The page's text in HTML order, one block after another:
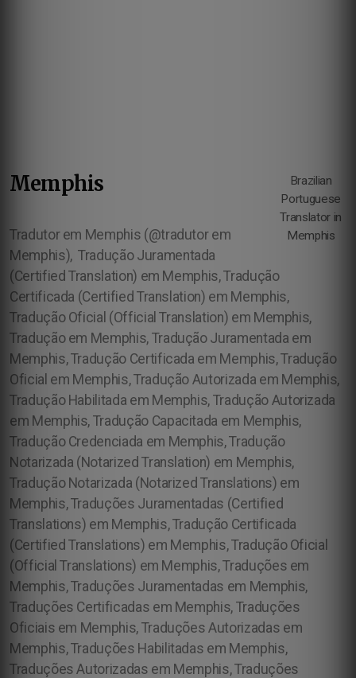
Brazilian
Portuguese
Translator in
Memphis
Memphis
Tradutor em Memphis (@tradutor em
Memphis), Tradução Juramentada
(Certified Translation) em Memphis, Tradução
Certificada (Certified Translation) em Memphis,
Tradução Oficial (Official Translation) em Memphis,
Tradução em Memphis, Tradução Juramentada em
Memphis, Tradução Certificada em Memphis, Tradução
Oficial em Memphis, Tradução Autorizada em Memphis,
Tradução Habilitada em Memphis, Tradução Autorizada
em Memphis, Tradução Capacitada em Memphis,
Tradução Credenciada em Memphis, Tradução
Notarizada (Notarized Translation) em Memphis,
Tradução Notarizada (Notarized Translations) em
Memphis, Traduções Juramentadas (Certified
Translations) em Memphis, Tradução Certificada
(Certified Translations) em Memphis, Tradução Oficial
(Official Translations) em Memphis, Traduções em
Memphis, Traduções Juramentadas em Memphis,
Traduções Certificadas em Memphis, Traduções
Oficiais em Memphis, Traduções Autorizadas em
Memphis, Traduções Habilitadas em Memphis,
Traduções Autorizadas em Memphis, Traduções